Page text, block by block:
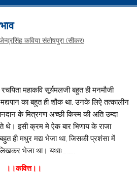
कविया संतोषपुरा (सीकर)
महाकवि सूर्यमलजी बहुत ही मनमौजी
का बहुत ही शौक था, उनके लिऐ तत्कालीन
के मित्रगण अच्छी किस्म की अति उम्दा
थे। इसी क्रम मे ऐक बार भिणाय के राजा
ही मधुर मद्य भेजा था, जिसकी प्रशंसा में
भेजा था। यथाः……….
।।कवित्त।।